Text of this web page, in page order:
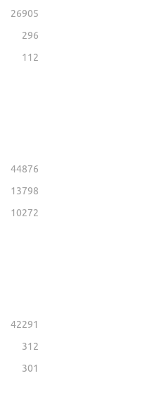
26905
296
112
44876
13798
10272
42291
312
301